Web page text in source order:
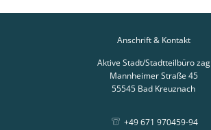
Anschrift & Kontakt
Aktive Stadt/Stadtteilbüro zag
Mannheimer Straße 45
55545 Bad Kreuznach
+49 671 970459-94